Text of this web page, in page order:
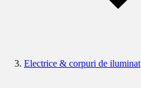
Electrice & corpuri de iluminat